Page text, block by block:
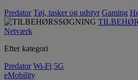
Predator Tøj, tasker og udstyr Gaming
Netværk
Efter kategori
Predator Wi-Fi 5G
eMobility